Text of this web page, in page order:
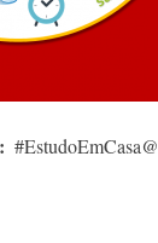
#EstudoEmCasa@